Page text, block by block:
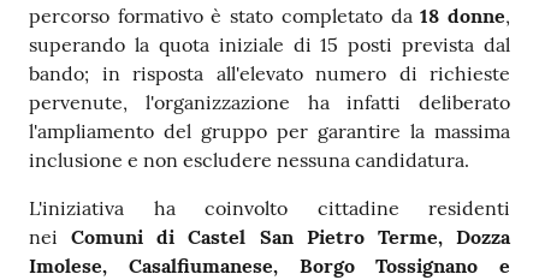
percorso formativo è stato completato da18 donne,
superando la quota iniziale di 15 posti prevista dal
bando; in risposta all'elevato numero di richieste
pervenute, l'organizzazione ha infatti deliberato
l'ampliamento del gruppo per garantire la massima
inclusione e non escludere nessuna candidatura.
L'iniziativa ha coinvolto cittadine residenti
neiComuni di Castel San Pietro Terme, Dozza
Imolese, Casalfiumanese, Borgo Tossignano e